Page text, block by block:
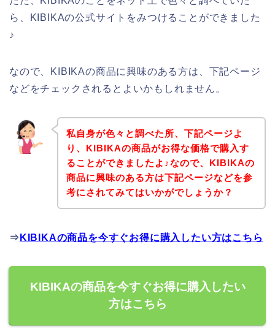
ら、KIBIKAの公式サイトをみつけることができました
♪
なので、KIBIKAの商品に興味のある方は、下記ページ
などをチェックされるとよいかもしれません。
私自身が色々と調べた所、下記ページよ
り、KIBIKAの商品がお得な価格で購入す
ることができましたよ♪なので、KIBIKAの
商品に興味のある方は下記ページなどを参
考にされてみてはいかがでしょうか？
⇒ KIBIKAの商品を今すぐお得に購入したい方はこちら
KIBIKAの商品を今すぐお得に購入したい
方はこちら